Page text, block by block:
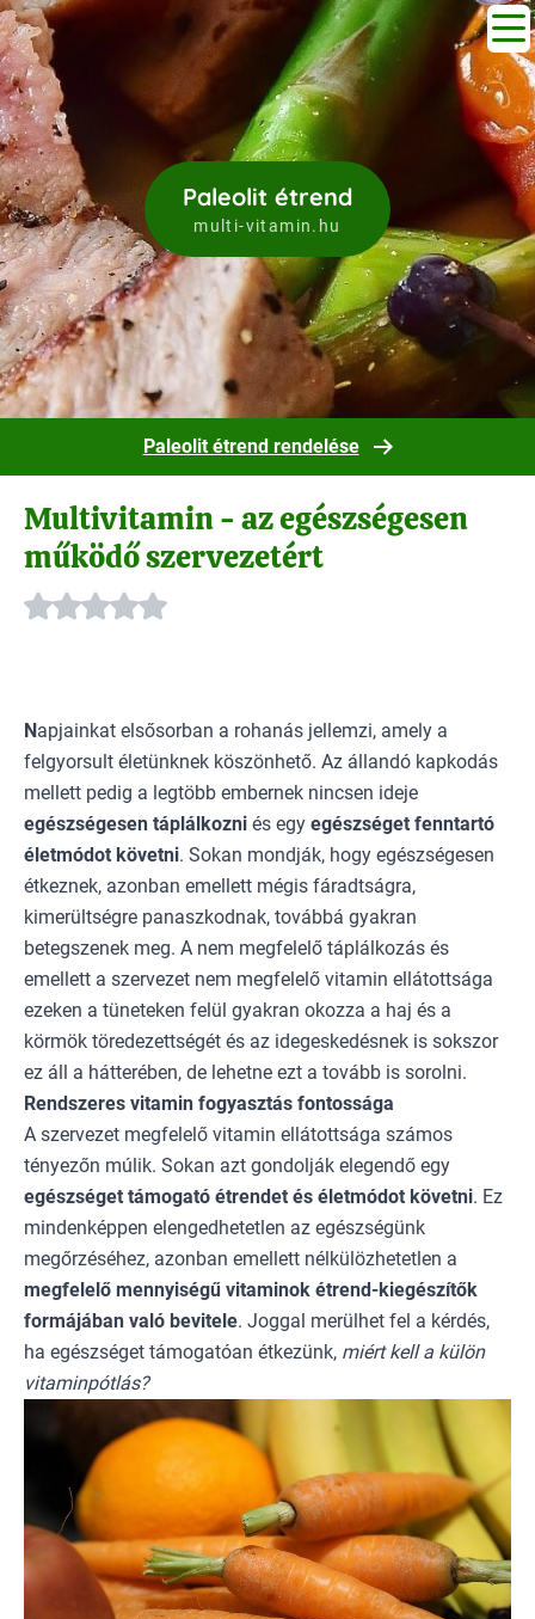
Paleolit étrend
multi-vitamin.hu
Paleolit étrend rendelése
Multivitamin - az egészségesen
működő szervezetért
Napjainkat elsősorban a rohanás jellemzi, amely a
felgyorsult életünknek köszönhető. Az állandó kapkodás
mellett pedig a legtöbb embernek nincsen ideje
egészségesen táplálkozni és egy egészséget fenntartó
életmódot követni. Sokan mondják, hogy egészségesen
étkeznek, azonban emellett mégis fáradtságra,
kimerültségre panaszkodnak, továbbá gyakran
betegszenek meg. A nem megfelelő táplálkozás és
emellett a szervezet nem megfelelő vitamin ellátottsága
ezeken a tüneteken felül gyakran okozza a haj és a
körmök töredezettségét és az idegeskedésnek is sokszor
ez áll a hátterében, de lehetne ezt a tovább is sorolni.
Rendszeres vitamin fogyasztás fontossága
A szervezet megfelelő vitamin ellátottsága számos
tényezőn múlik. Sokan azt gondolják elegendő egy
egészséget támogató étrendet és életmódot követni. Ez
mindenképpen elengedhetetlen az egészségünk
megőrzéséhez, azonban emellett nélkülözhetetlen a
megfelelő mennyiségű vitaminok étrend-kiegészítők
formájában való bevitele. Joggal merülhet fel a kérdés,
ha egészséget támogatóan étkezünk, miért kell a külön
vitaminpótlás?